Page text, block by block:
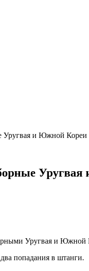
и Южной Кореи
Уругвая
Уругвая и Южной
попадания в штанги.